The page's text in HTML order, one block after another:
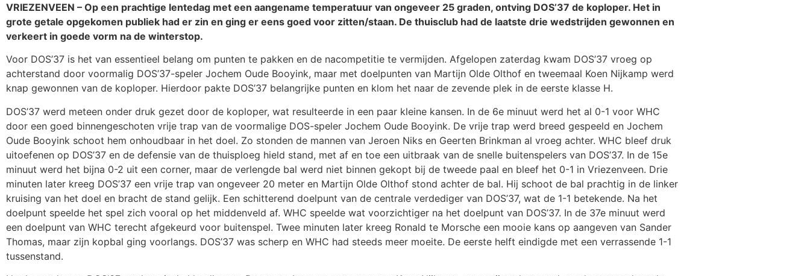
VRIEZENVEEN – Op een prachtige lentedag met een aangename temperatuur van ongeveer 25 graden, ontving DOS’37 de koploper. Het in
grote getale opgekomen publiek had er zin en ging er eens goed voor zitten/staan. De thuisclub had de laatste drie wedstrijden gewonnen en
verkeert in goede vorm na de winterstop.
Voor DOS’37 is het van essentieel belang om punten te pakken en de nacompetitie te vermijden. Afgelopen zaterdag kwam DOS’37 vroeg op
achterstand door voormalig DOS’37-speler Jochem Oude Booyink, maar met doelpunten van Martijn Olde Olthof en tweemaal Koen Nijkamp werd
knap gewonnen van de koploper. Hierdoor pakte DOS’37 belangrijke punten en klom het naar de zevende plek in de eerste klasse H.
DOS’37 werd meteen onder druk gezet door de koploper, wat resulteerde in een paar kleine kansen. In de 6e minuut werd het al 0-1 voor WHC
door een goed binnengeschoten vrije trap van de voormalige DOS-speler Jochem Oude Booyink. De vrije trap werd breed gespeeld en Jochem
Oude Booyink schoot hem onhoudbaar in het doel. Zo stonden de mannen van Jeroen Niks en Geerten Brinkman al vroeg achter. WHC bleef druk
uitoefenen op DOS’37 en de defensie van de thuisploeg hield stand, met af en toe een uitbraak van de snelle buitenspelers van DOS’37. In de 15e
minuut werd het bijna 0-2 uit een corner, maar de verlengde bal werd niet binnen gekopt bij de tweede paal en bleef het 0-1 in Vriezenveen. Drie
minuten later kreeg DOS’37 een vrije trap van ongeveer 20 meter en Martijn Olde Olthof stond achter de bal. Hij schoot de bal prachtig in de linker
kruising van het doel en bracht de stand gelijk. Een schitterend doelpunt van de centrale verdediger van DOS’37, wat de 1-1 betekende. Na het
doelpunt speelde het spel zich vooral op het middenveld af. WHC speelde wat voorzichtiger na het doelpunt van DOS’37. In de 37e minuut werd
een doelpunt van WHC terecht afgekeurd voor buitenspel. Twee minuten later kreeg Ronald te Morsche een mooie kans op aangeven van Sander
Thomas, maar zijn kopbal ging voorlangs. DOS’37 was scherp en WHC had steeds meer moeite. De eerste helft eindigde met een verrassende 1-1
tussenstand.